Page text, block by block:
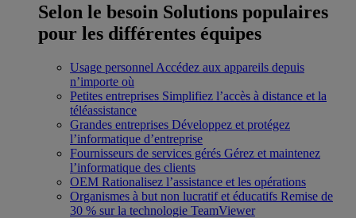
Selon le besoin Solutions populaires
pour les différentes équipes
Usage personnel Accédez aux appareils depuis
n’importe où
Petites entreprises Simplifiez l’accès à distance et la
téléassistance
Grandes entreprises Développez et protégez
l’informatique d’entreprise
Fournisseurs de services gérés Gérez et maintenez
l’informatique des clients
OEM Rationalisez l’assistance et les opérations
Organismes à but non lucratif et éducatifs Remise de
30 % sur la technologie TeamViewer